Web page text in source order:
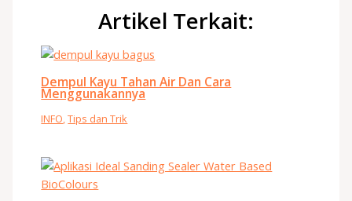
Artikel Terkait:
Dempul Kayu Tahan Air Dan Cara
Menggunakannya
INFO,Tips dan Trik